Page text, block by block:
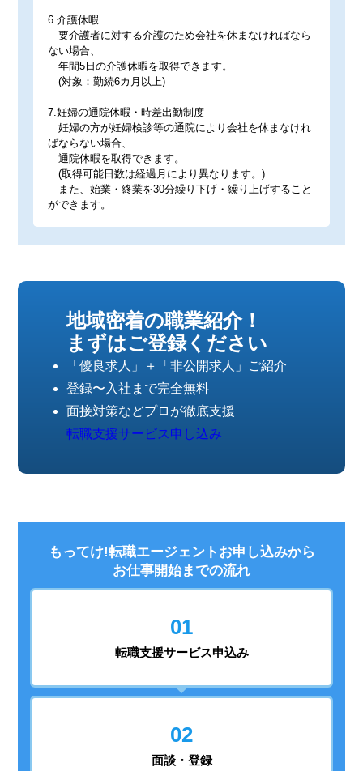
6.介護休暇
要介護者に対する介護のため会社を休まなければなら
ない場合、
年間5日の介護休暇を取得できます。
(対象：勤続6カ月以上)
7.妊婦の通院休暇・時差出勤制度
妊婦の方が妊婦検診等の通院により会社を休まなけれ
ばならない場合、
通院休暇を取得できます。
(取得可能日数は経過月により異なります。)
また、始業・終業を30分繰り下げ・繰り上げすること
ができます。
地域密着の職業紹介！
まずはご登録ください
「優良求人」＋「非公開求人」ご紹介
登録〜入社まで完全無料
面接対策などプロが徹底支援
転職支援サービス申し込み
もってけ!転職エージェントお申し込みから
お仕事開始までの流れ
01
転職支援サービス申込み
02
面談・登録